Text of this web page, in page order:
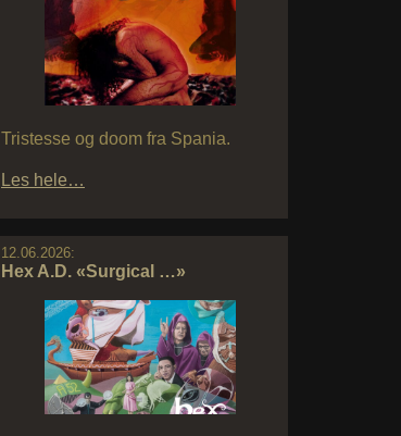
Tristesse og doom fra Spania.
Les hele…
12.06.2026:
Hex A.D. «Surgical …»